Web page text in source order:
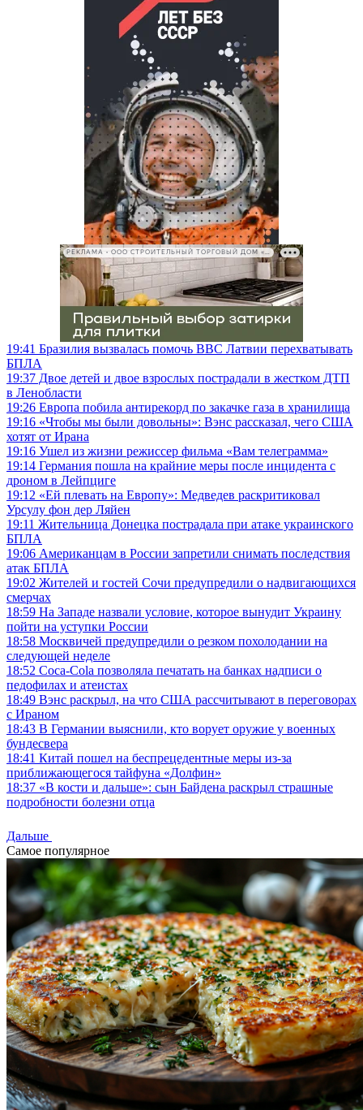
РЕКЛАМА • ООО СТРОИТЕЛЬНЫЙ ТОРГОВЫЙ ДОМ «ПЕТРОВИЧ», ИНН 7802348846
19:41 Бразилия вызвалась помочь ВВС Латвии перехватывать
БПЛА
19:37 Двое детей и двое взрослых пострадали в жестком ДТП
в Ленобласти
19:26 Европа побила антирекорд по закачке газа в хранилища
19:16 «Чтобы мы были довольны»: Вэнс рассказал, чего США
хотят от Ирана
19:16 Ушел из жизни режиссер фильма «Вам телеграмма»
19:14 Германия пошла на крайние меры после инцидента с
дроном в Лейпциге
19:12 «Ей плевать на Европу»: Медведев раскритиковал
Урсулу фон дер Ляйен
19:11 Жительница Донецка пострадала при атаке украинского
БПЛА
19:06 Американцам в России запретили снимать последствия
атак БПЛА
19:02 Жителей и гостей Сочи предупредили о надвигающихся
смерчах
18:59 На Западе назвали условие, которое вынудит Украину
пойти на уступки России
18:58 Москвичей предупредили о резком похолодании на
следующей неделе
18:52 Coca-Cola позволяла печатать на банках надписи о
педофилах и атеистах
18:49 Вэнс раскрыл, на что США рассчитывают в переговорах
с Ираном
18:43 В Германии выяснили, кто ворует оружие у военных
бундесвера
18:41 Китай пошел на беспрецедентные меры из-за
приближающегося тайфуна «Долфин»
18:37 «В кости и дальше»: сын Байдена раскрыл страшные
подробности болезни отца
Дальше
Самое популярное